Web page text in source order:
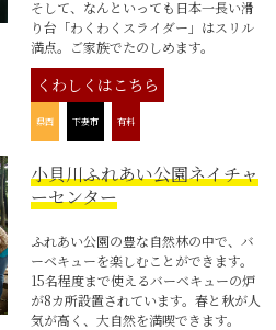
そして、なんといっても日本一長い滑
り台「わくわくスライダー」はスリル
満点。ご家族でたのしめます。
くわしくはこちら
県西 下妻市 有料
小貝川ふれあい公園ネイチャ
ーセンター
ふれあい公園の豊な自然林の中で、バ
ーベキューを楽しむことができます。
15名程度まで使えるバーベキューの炉
が8カ所設置されています。春と秋が人
気が高く、大自然を満喫できます。